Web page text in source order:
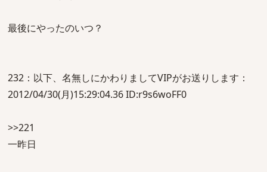
最後にやったのいつ？
232：以下、名無しにかわりましてVIPがお送りします：
2012/04/30(月)15:29:04.36 ID:r9s6woFF0
>>221
一昨日